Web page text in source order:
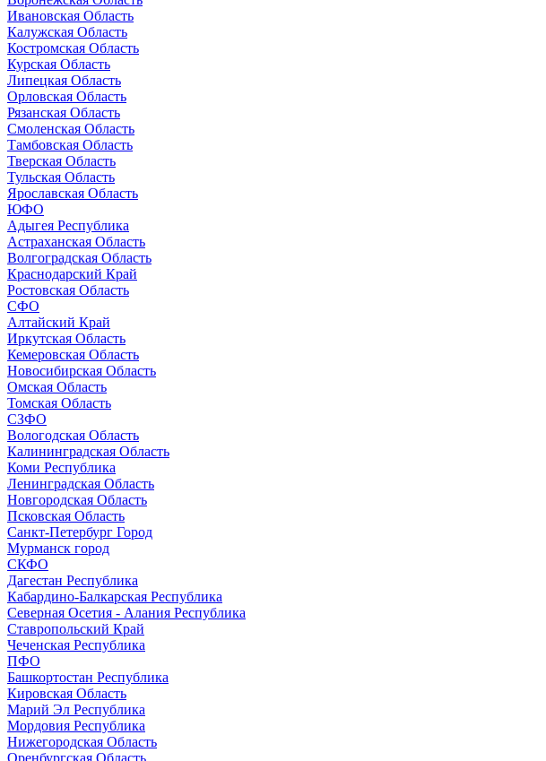
Ивановская Область
Калужская Область
Костромская Область
Курская Область
Липецкая Область
Орловская Область
Рязанская Область
Смоленская Область
Тамбовская Область
Тверская Область
Тульская Область
Ярославская Область
ЮФО
Адыгея Республика
Астраханская Область
Волгоградская Область
Краснодарский Край
Ростовская Область
СФО
Алтайский Край
Иркутская Область
Кемеровская Область
Новосибирская Область
Омская Область
Томская Область
СЗФО
Вологодская Область
Калининградская Область
Коми Республика
Ленинградская Область
Новгородская Область
Псковская Область
Санкт-Петербург Город
Мурманск город
СКФО
Дагестан Республика
Кабардино-Балкарская Республика
Северная Осетия - Алания Республика
Ставропольский Край
Чеченская Республика
ПФО
Башкортостан Республика
Кировская Область
Марий Эл Республика
Мордовия Республика
Нижегородская Область
Оренбургская Область